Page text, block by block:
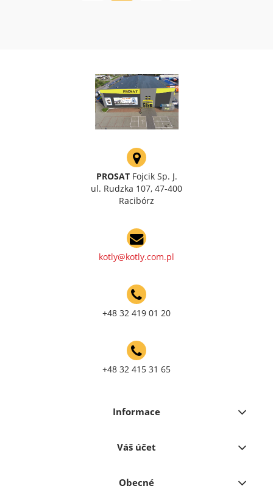
PROSATFojcik Sp. J.
ul. Rudzka 107, 47-400
Racibórz
kotly@kotly.com.pl
+48 32 419 01 20
+48 32 415 31 65
Informace
Váš účet
Obecné